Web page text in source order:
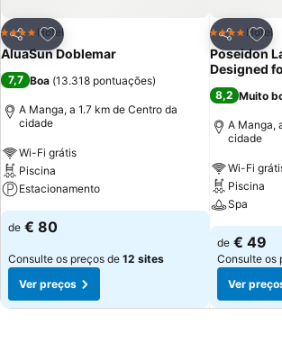
Partilhar
Adicionar aos favoritos
4 EstrelasHotel
AluaSun Doblemar
7,7 Boa (13.318 pontuações)
A Manga, a 1.7 km de Centro da
cidade
Wi-Fi grátis
Piscina
Estacionamento
de € 80
Consulte os preços de 12 sites
Ver preços
Partilhar
4 EstrelasHotel
Poseidon
Designed
8,2 Muito
A Manga,
cidade
Wi-Fi
Piscina
Spa
de € 49
Consulte os
Ver